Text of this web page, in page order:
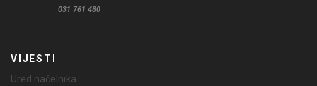
031 761 480
VIJESTI
Ured načelnika